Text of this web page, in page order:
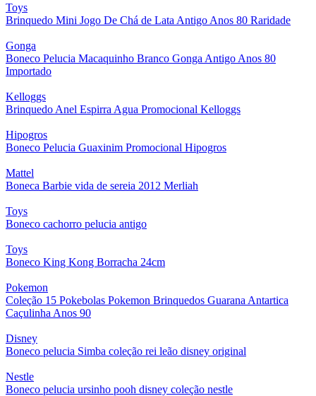
Toys
Brinquedo Mini Jogo De Chá de Lata Antigo Anos 80 Raridade
Gonga
Boneco Pelucia Macaquinho Branco Gonga Antigo Anos 80
Importado
Kelloggs
Brinquedo Anel Espirra Agua Promocional Kelloggs
Hipogros
Boneco Pelucia Guaxinim Promocional Hipogros
Mattel
Boneca Barbie vida de sereia 2012 Merliah
Toys
Boneco cachorro pelucia antigo
Toys
Boneco King Kong Borracha 24cm
Pokemon
Coleção 15 Pokebolas Pokemon Brinquedos Guarana Antartica
Caçulinha Anos 90
Disney
Boneco pelucia Simba coleção rei leão disney original
Nestle
Boneco pelucia ursinho pooh disney coleção nestle